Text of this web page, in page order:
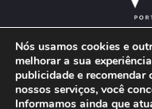
E-mail:
Nós usamos cookies e
melhorar a sua
publicidade e
nossos serviços, você
Informamos ainda que